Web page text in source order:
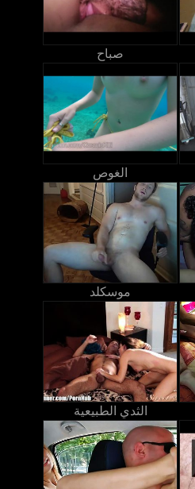
صباح
الغوص
موسكلد
الثدي الطبيعية